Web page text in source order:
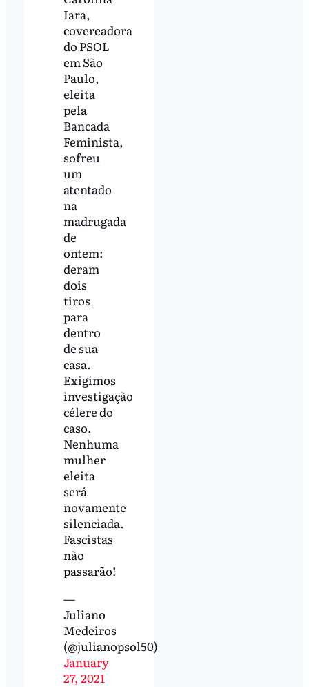
Iara,
covereadora
do PSOL
em São
Paulo,
eleita
pela
Bancada
Feminista,
sofreu
um
atentado
na
madrugada
de
ontem:
deram
dois
tiros
para
dentro
de sua
casa.
Exigimos
investigação
célere do
caso.
Nenhuma
mulher
eleita
será
novamente
silenciada.
Fascistas
não
passarão!
—
Juliano
Medeiros
(@julianopsol50)
January
27, 2021